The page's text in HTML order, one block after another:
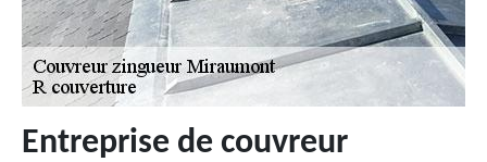
Entreprise de couvreur